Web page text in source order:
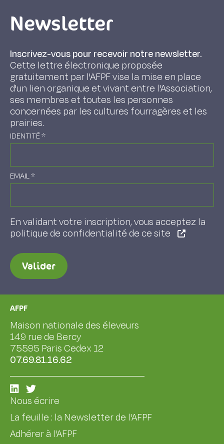
Newsletter
Inscrivez-vous pour recevoir notre newsletter.
Cette lettre électronique proposée
gratuitement par l'AFPF vise la mise en place
d'un lien organique et vivant entre l'Association,
ses membres et toutes les personnes
concernées par les cultures fourragères et les
prairies.
IDENTITÉ*
EMAIL*
En validant votre inscription, vous acceptez la
politique de confidentialité de ce site
Valider
AFPF
Maison nationale des éleveurs
149 rue de Bercy
75595 Paris Cedex 12
07.69.81.16.62
Nous écrire
La feuille : la Newsletter de l'AFPF
Adhérer à l'AFPF